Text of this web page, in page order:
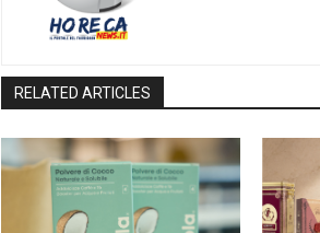
RELATED ARTICLES